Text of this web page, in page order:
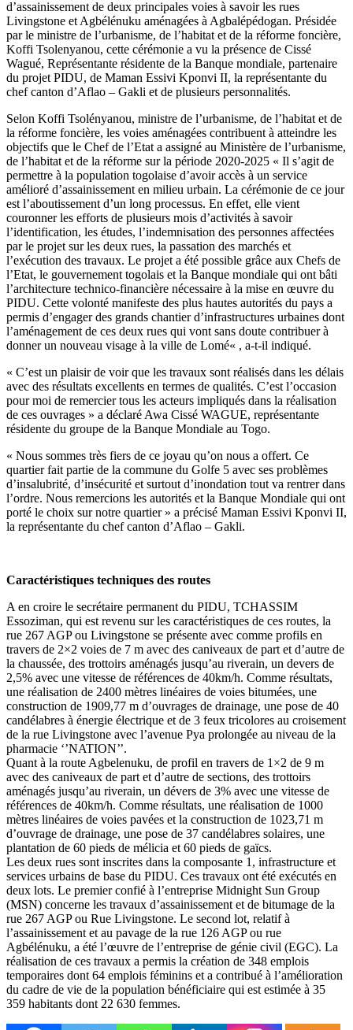
d’assainissement de deux principales voies à savoir les rues
Livingstone et Agbélénuku aménagées à Agbalépédogan. Présidée
par le ministre de l’urbanisme, de l’habitat et de la réforme foncière,
Koffi Tsolenyanou, cette cérémonie a vu la présence de Cissé
Wagué, Représentante résidente de la Banque mondiale, partenaire
du projet PIDU, de Maman Essivi Kponvi II, la représentante du
chef canton d’Aflao – Gakli et de plusieurs personnalités.
Selon Koffi Tsolényanou, ministre de l’urbanisme, de l’habitat et de
la réforme foncière, les voies aménagées contribuent à atteindre les
objectifs que le Chef de l’Etat a assigné au Ministère de l’urbanisme,
de l’habitat et de la réforme sur la période 2020-2025 « Il s’agit de
permettre à la population togolaise d’avoir accès à un service
amélioré d’assainissement en milieu urbain. La cérémonie de ce jour
est l’aboutissement d’un long processus. En effet, elle vient
couronner les efforts de plusieurs mois d’activités à savoir
l’identification, les études, l’indemnisation des personnes affectées
par le projet sur les deux rues, la passation des marchés et
l’exécution des travaux. Le projet a été possible grâce aux Chefs de
l’Etat, le gouvernement togolais et la Banque mondiale qui ont bâti
l’architecture technico-financière nécessaire à la mise en œuvre du
PIDU. Cette volonté manifeste des plus hautes autorités du pays a
permis d’engager des grands chantier d’infrastructures urbaines dont
l’aménagement de ces deux rues qui vont sans doute contribuer à
donner un nouveau visage à la ville de Lomé« , a-t-il indiqué.
« C’est un plaisir de voir que les travaux sont réalisés dans les délais
avec des résultats excellents en termes de qualités. C’est l’occasion
pour moi de remercier tous les acteurs impliqués dans la réalisation
de ces ouvrages » a déclaré Awa Cissé WAGUE, représentante
résidente du groupe de la Banque Mondiale au Togo.
« Nous sommes très fiers de ce joyau qu’on nous a offert. Ce
quartier fait partie de la commune du Golfe 5 avec ses problèmes
d’insalubrité, d’insécurité et surtout d’inondation tout va rentrer dans
l’ordre. Nous remercions les autorités et la Banque Mondiale qui ont
porté le choix sur notre quartier » a précisé Maman Essivi Kponvi II,
la représentante du chef canton d’Aflao – Gakli.
Caractéristiques techniques des routes
A en croire le secrétaire permanent du PIDU, TCHASSIM
Essoziman, qui est revenu sur les caractéristiques de ces routes, la
rue 267 AGP ou Livingstone se présente avec comme profils en
travers de 2×2 voies de 7 m avec des caniveaux de part et d’autre de
la chaussée, des trottoirs aménagés jusqu’au riverain, un devers de
2,5% avec une vitesse de références de 40km/h. Comme résultats,
une réalisation de 2400 mètres linéaires de voies bitumées, une
construction de 1909,77 m d’ouvrages de drainage, une pose de 40
candélabres à énergie électrique et de 3 feux tricolores au croisement
de la rue Livingstone avec l’avenue Pya prolongée au niveau de la
pharmacie ‘’NATION’’.
Quant à la route Agbelenuku, de profil en travers de 1×2 de 9 m
avec des caniveaux de part et d’autre de sections, des trottoirs
aménagés jusqu’au riverain, un dévers de 3% avec une vitesse de
références de 40km/h. Comme résultats, une réalisation de 1000
mètres linéaires de voies pavées et la construction de 1023,71 m
d’ouvrage de drainage, une pose de 37 candélabres solaires, une
plantation de 60 pieds de mélicia et 60 pieds de gaïcs.
Les deux rues sont inscrites dans la composante 1, infrastructure et
services urbains de base du PIDU. Ces travaux ont été exécutés en
deux lots. Le premier confié à l’entreprise Midnight Sun Group
(MSN) concerne les travaux d’assainissement et de bitumage de la
rue 267 AGP ou Rue Livingstone. Le second lot, relatif à
l’assainissement et au pavage de la rue 126 AGP ou rue
Agbélénuku, a été l’œuvre de l’entreprise de génie civil (EGC). La
réalisation de ces travaux a permis la création de 348 emplois
temporaires dont 64 emplois féminins et a contribué à l’amélioration
du cadre de vie de la population bénéficiaire qui est estimée à 35
359 habitants dont 22 630 femmes.